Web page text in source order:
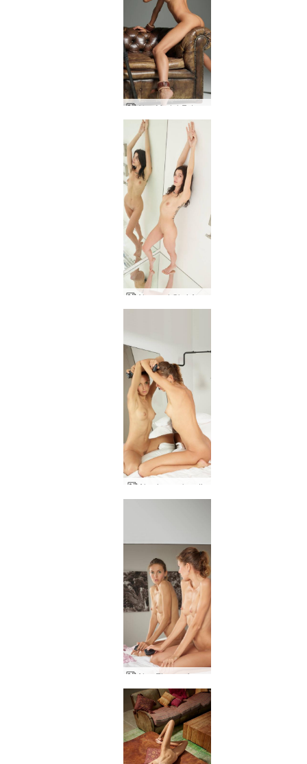
Alya Model-Fotografin
Alya immer kreativ
Alya Eigenaufnahmen